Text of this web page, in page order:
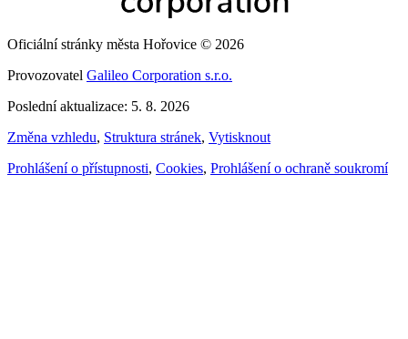
Oficiální stránky města Hořovice © 2026
Provozovatel Galileo Corporation s.r.o.
Poslední aktualizace: 5. 8. 2026
Změna vzhledu, Struktura stránek, Vytisknout
Prohlášení o přístupnosti, Cookies, Prohlášení o ochraně soukromí